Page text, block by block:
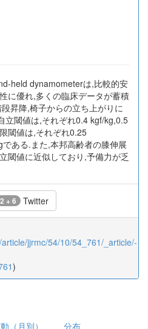
held dynamometerは,比較的安
に優れ,多くの臨床データが蓄積
昇降,椅子からの立ち上がりに
立閾値は,それぞれ0.4 kgf/kg,0.5
閾値は,それぞれ0.25
ある.また,本邦高齢者の膝伸展
閾値に近似しており,予備力が乏
2 + 6 Twitter
jjrmc/54/10/54_761/_article/-
)
（月別） 分布